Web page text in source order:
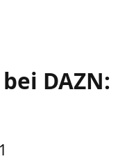
DAZN: